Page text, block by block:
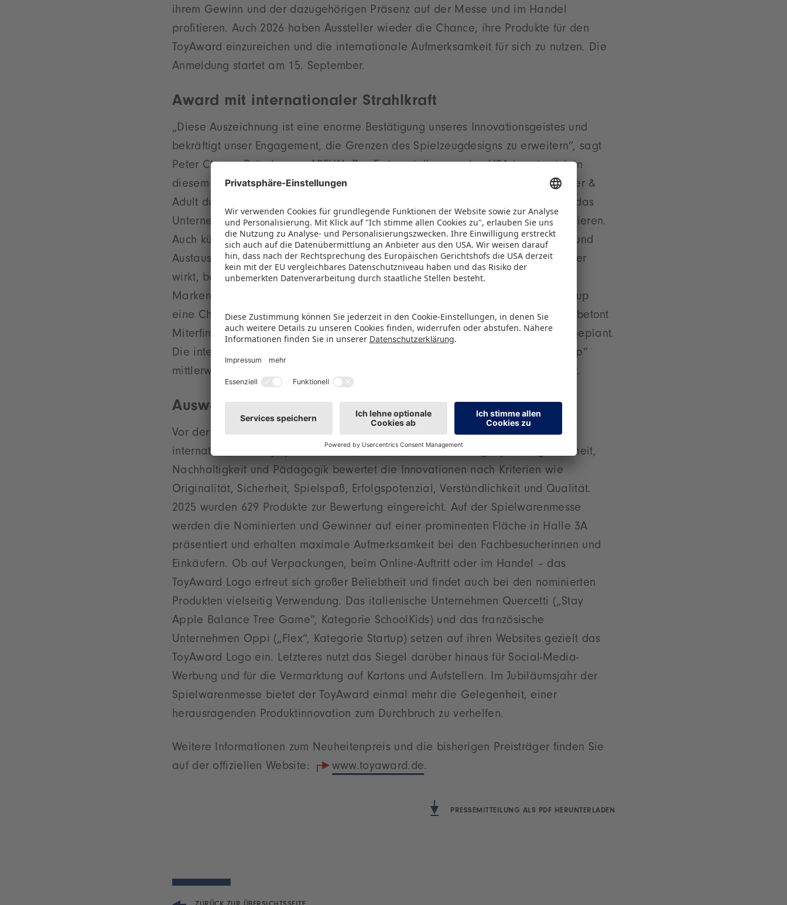
ihrem Gewinn und der dazugehörigen Präsenz auf der Messe und im Handel
profitieren. Auch 2026 haben Aussteller wieder die Chance, ihre Produkte für den
ToyAward einzureichen und die internationale Aufmerksamkeit für sich zu nutzen. Die
Anmeldung startet am 15. September.
Award mit internationaler Strahlkraft
„Diese Auszeichnung ist eine enorme Bestätigung unseres Innovationsgeistes und
bekräftigt unser Engagement, die Grenzen des Spielzeugdesigns zu erweitern“, sagt
Peter Cheng, Gründer von ABFUN. Der Erstaussteller aus den USA konnte sich in
diesem Jahr mit seinem „Moon Acrylic Jigsaw Puzzle“ in der Kategorie Teenager &
Adult durchsetzen. Der Gewinn des ToyAward Anfang des Jahres markierte für das
Unternehmen den idealen Zeitpunkt, um in den europäischen Markt zu expandieren.
Auch künftig möchte ABFUN die Spielwarenmesse als Plattform für Vernetzung und
Austausch nutzen. Dass bereits eine Nominierung als echter Erfolgsbeschleuniger
wirkt, beweist ImagiNew Playhome mit „Stickflip“. „Man muss kein namhaftes
Markenunternehmen sein – auch als Newcomer hat man in der Kategorie Startup
eine Chance. Dieses Qualitätssiegel ist wie ein Türöffner und Business-Turbo!“, betont
Miterfinder Rainer Lauberger. Ursprünglich war ein Marktstart in Deutschland geplant.
Die internationale Nachfrage durch die Nominierung führte dazu, dass „Stickflip“
mittlerweile in sieben Sprachen erhältlich und fast in ganz Europa verfügbar ist.
Auswahlkriterien und Einsatzmöglichkeiten
Vor der ToyAward Verleihung steht ein anspruchsvoller Auswahlprozess. Eine
internationale Fachjury aus Handel, Industrie, Marktforschung, Spielzeugsicherheit,
Nachhaltigkeit und Pädagogik bewertet die Innovationen nach Kriterien wie
Originalität, Sicherheit, Spielspaß, Erfolgspotenzial, Verständlichkeit und Qualität.
2025 wurden 629 Produkte zur Bewertung eingereicht. Auf der Spielwarenmesse
werden die Nominierten und Gewinner auf einer prominenten Fläche in Halle 3A
präsentiert und erhalten maximale Aufmerksamkeit bei den Fachbesucherinnen und
Einkäufern. Ob auf Verpackungen, beim Online-Auftritt oder im Handel – das
ToyAward Logo erfreut sich großer Beliebtheit und findet auch bei den nominierten
Produkten vielseitig Verwendung. Das italienische Unternehmen Quercetti („Stay
Apple Balance Tree Game“, Kategorie SchoolKids) und das französische
Unternehmen Oppi („Flex“, Kategorie Startup) setzen auf ihren Websites gezielt das
ToyAward Logo ein. Letzteres nutzt das Siegel darüber hinaus für Social-Media-
Werbung und für die Vermarktung auf Kartons und Aufstellern. Im Jubiläumsjahr der
Spielwarenmesse bietet der ToyAward einmal mehr die Gelegenheit, einer
herausragenden Produktinnovation zum Durchbruch zu verhelfen.
Weitere Informationen zum Neuheitenpreis und die bisherigen Preisträger finden Sie
auf der offiziellen Website:
www.toyaward.de.
PRESSEMITTEILUNG ALS PDF HERUNTERLADEN